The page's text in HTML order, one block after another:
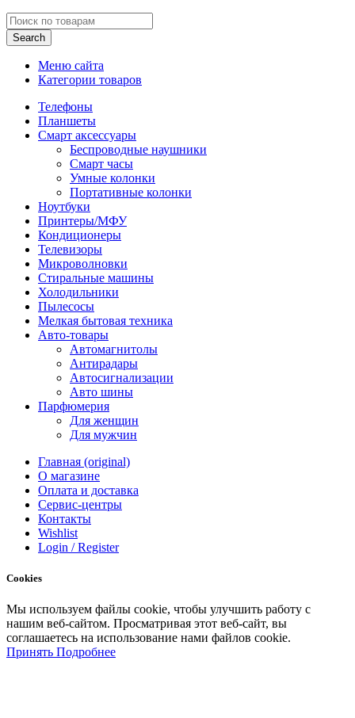
Search
Меню сайта
Категории товаров
Телефоны
Планшеты
Смарт аксессуары
Беспроводные наушники
Смарт часы
Умные колонки
Портативные колонки
Ноутбуки
Принтеры/МФУ
Кондиционеры
Телевизоры
Микроволновки
Стиральные машины
Холодильники
Пылесосы
Мелкая бытовая техника
Авто-товары
Автомагнитолы
Антирадары
Автосигнализации
Авто шины
Парфюмерия
Для женщин
Для мужчин
Главная (original)
О магазине
Оплата и доставка
Сервис-центры
Контакты
Wishlist
Login / Register
Cookies
Мы используем файлы cookie, чтобы улучшить работу с
нашим веб-сайтом. Просматривая этот веб-сайт, вы
соглашаетесь на использование нами файлов cookie.
Принять Подробнее